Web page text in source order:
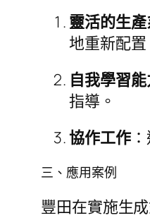
靈活的生
地重新配
自我學習
指導。
協作工作：
三、應用案例
豐田在實施生